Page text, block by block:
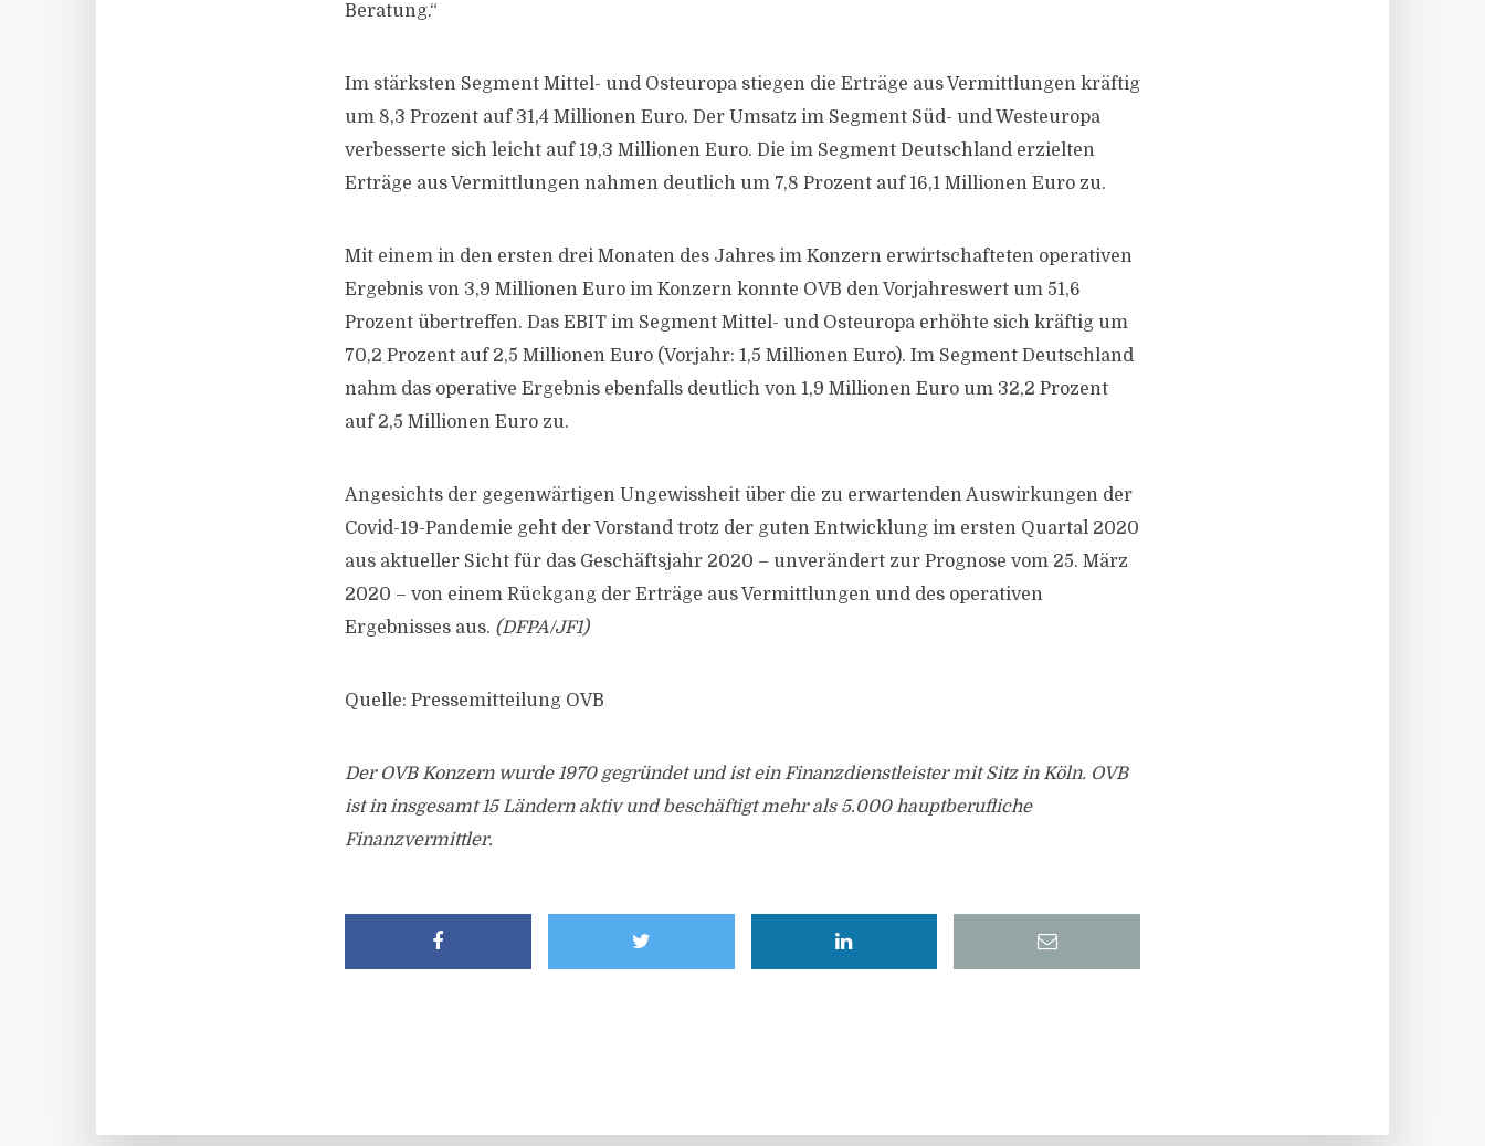
Beratung.“
Im stärksten Segment Mittel- und Osteuropa stiegen die Erträge aus Vermittlungen kräftig
um 8,3 Prozent auf 31,4 Millionen Euro. Der Umsatz im Segment Süd- und Westeuropa
verbesserte sich leicht auf 19,3 Millionen Euro. Die im Segment Deutschland erzielten
Erträge aus Vermittlungen nahmen deutlich um 7,8 Prozent auf 16,1 Millionen Euro zu.
Mit einem in den ersten drei Monaten des Jahres im Konzern erwirtschafteten operativen
Ergebnis von 3,9 Millionen Euro im Konzern konnte OVB den Vorjahreswert um 51,6
Prozent übertreffen. Das EBIT im Segment Mittel- und Osteuropa erhöhte sich kräftig um
70,2 Prozent auf 2,5 Millionen Euro (Vorjahr: 1,5 Millionen Euro). Im Segment Deutschland
nahm das operative Ergebnis ebenfalls deutlich von 1,9 Millionen Euro um 32,2 Prozent
auf 2,5 Millionen Euro zu.
Angesichts der gegenwärtigen Ungewissheit über die zu erwartenden Auswirkungen der
Covid-19-Pandemie geht der Vorstand trotz der guten Entwicklung im ersten Quartal 2020
aus aktueller Sicht für das Geschäftsjahr 2020 – unverändert zur Prognose vom 25. März
2020 – von einem Rückgang der Erträge aus Vermittlungen und des operativen
Ergebnisses aus. (DFPA/JF1)
Quelle: Pressemitteilung OVB
Der OVB Konzern wurde 1970 gegründet und ist ein Finanzdienstleister mit Sitz in Köln. OVB
ist in insgesamt 15 Ländern aktiv und beschäftigt mehr als 5.000 hauptberufliche
Finanzvermittler.